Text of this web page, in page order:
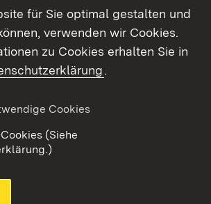
für Sie optimal gestalten und
verwenden wir Cookies.
zu Cookies erhalten Sie in
.
Cookies
(Siehe